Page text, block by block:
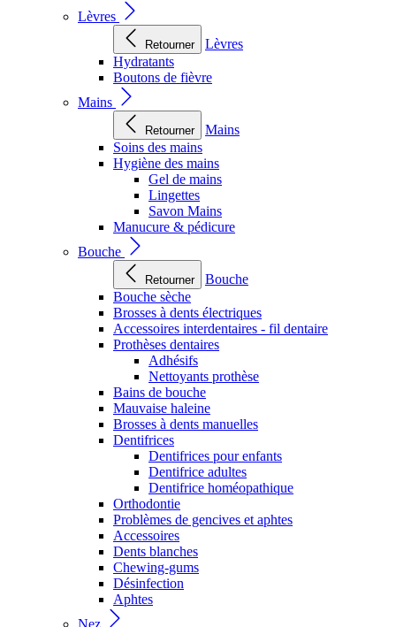
Lèvres
Retourner
Lèvres
Hydratants
Boutons de fièvre
Mains
Retourner
Mains
Soins des mains
Hygiène des mains
Gel de mains
Lingettes
Savon Mains
Manucure & pédicure
Bouche
Retourner
Bouche
Bouche sèche
Brosses à dents électriques
Accessoires interdentaires - fil dentaire
Prothèses dentaires
Adhésifs
Nettoyants prothèse
Bains de bouche
Mauvaise haleine
Brosses à dents manuelles
Dentifrices
Dentifrices pour enfants
Dentifrice adultes
Dentifrice homéopathique
Orthodontie
Problèmes de gencives et aphtes
Accessoires
Dents blanches
Chewing-gums
Désinfection
Aphtes
Nez